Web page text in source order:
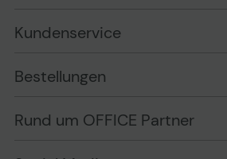
Kundenservice
Bewertungsrichtlinien
Wissen mit OP
Markenshops
Bestellungen
Versand im Namen Dritter
Rund um OFFICE Partner
Telefon: +49 (0) 2542 / 9558250
Ansprechpartner bei fehlerhafter